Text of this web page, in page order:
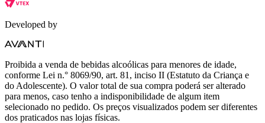
Developed by
Proibida a venda de bebidas alcoólicas para menores de idade,
conforme Lei n.° 8069/90, art. 81, inciso II (Estatuto da Criança e
do Adolescente). O valor total de sua compra poderá ser alterado
para menos, caso tenho a indisponibilidade de algum item
selecionado no pedido. Os preços visualizados podem ser diferentes
dos praticados nas lojas físicas.